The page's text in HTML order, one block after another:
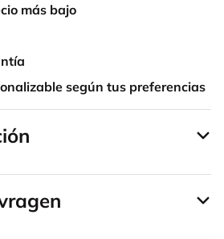
más bajo
según tus preferencias